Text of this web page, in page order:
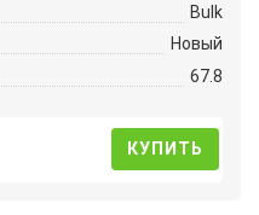
Bulk
Новый
67.8
КУПИТЬ